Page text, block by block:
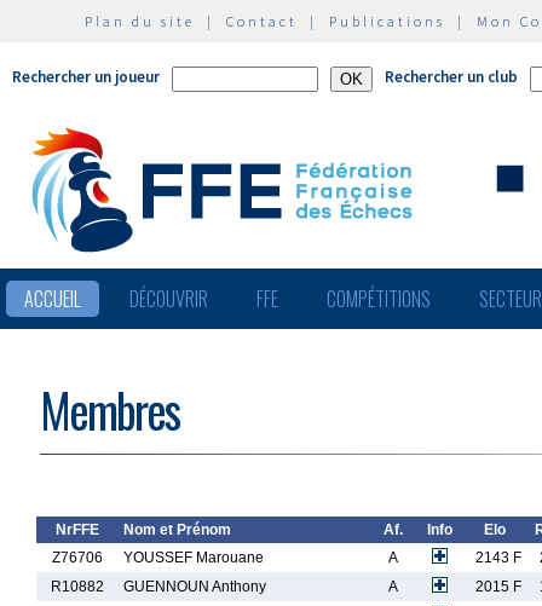
Plan du site | Contact | Publications | Mon
Rechercher un joueur Rechercher un club
ACCUEIL DÉCOUVRIR FFE COMPÉTITIONS
Membres
NrFFE Nom et Prénom Af. Info Elo
Z76706
YOUSSEF Marouane A 2143 F
R10882
GUENNOUN Anthony A 2015 F